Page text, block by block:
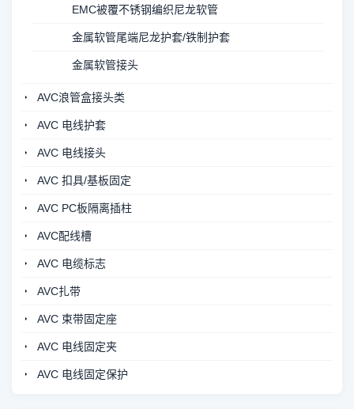
EMC被覆不锈钢编织尼龙软管
金属软管尾端尼龙护套/铁制护套
金属软管接头
AVC浪管盒接头类
AVC 电线护套
AVC 电线接头
AVC 扣具/基板固定
AVC PC板隔离插柱
AVC配线槽
AVC 电缆标志
AVC扎带
AVC 束带固定座
AVC 电线固定夹
AVC 电线固定保护